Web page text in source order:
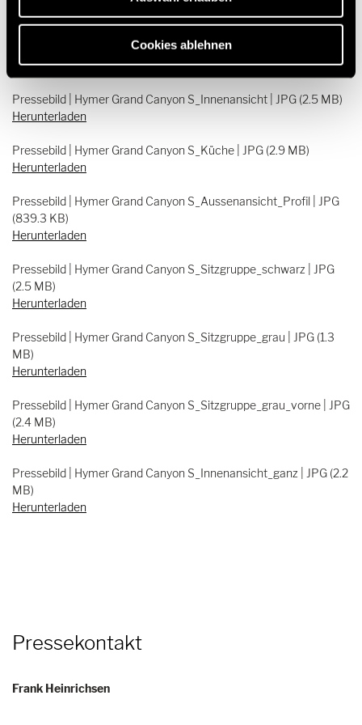
Cookies ablehnen
Herunterladen
Pressebild | Hymer Grand Canyon S_Bad | JPG (2.4 MB)
Herunterladen
Pressebild | Hymer Grand Canyon S_Innenansicht | JPG (2.5 MB)
Herunterladen
Pressebild | Hymer Grand Canyon S_Küche | JPG (2.9 MB)
Herunterladen
Pressebild | Hymer Grand Canyon S_Aussenansicht_Profil | JPG
(839.3 KB)
Herunterladen
Pressebild | Hymer Grand Canyon S_Sitzgruppe_schwarz | JPG
(2.5 MB)
Herunterladen
Pressebild | Hymer Grand Canyon S_Sitzgruppe_grau | JPG (1.3
MB)
Herunterladen
Pressebild | Hymer Grand Canyon S_Sitzgruppe_grau_vorne | JPG
(2.4 MB)
Herunterladen
Pressebild | Hymer Grand Canyon S_Innenansicht_ganz | JPG (2.2
MB)
Herunterladen
Pressekontakt
Frank Heinrichsen